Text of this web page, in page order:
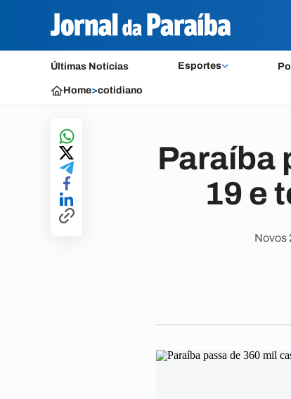
Últimas Notícias Esportes
Home>cotidiano
Paraíba
19 e
Novos